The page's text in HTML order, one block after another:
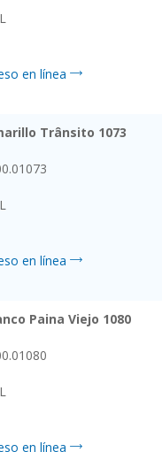
en línea
Trânsito 1073
en línea
Paina Viejo 1080
en línea